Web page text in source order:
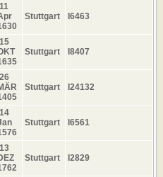
11
Stuttgart I6463
15
Stuttgart I8407
26
Stuttgart I24132
14
Stuttgart I6561
13
Stuttgart I2829